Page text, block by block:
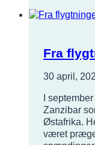
Fra
30 april,
I
Zanzibar
Østafrika.
været